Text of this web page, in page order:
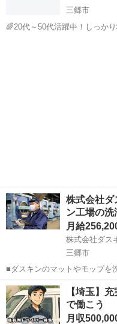
三郷市
🌈20代～50代活躍中！しっかり稼げる製
株式会社ダ
ン工場の
月給
株式会社ダス
三郷市
■ダスキンのマットやモップを
らスタートします。 【具体的な業務内容】 ・機械オペレーション・洗
浄作業：回収されたマットや
チパネルでスイッチを操作。洗
埼玉 三郷市 その他
【埼玉】
で働こう
月収